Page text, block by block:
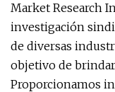
Market Research
investigación
de diversas
objetivo de
Proporcionamos